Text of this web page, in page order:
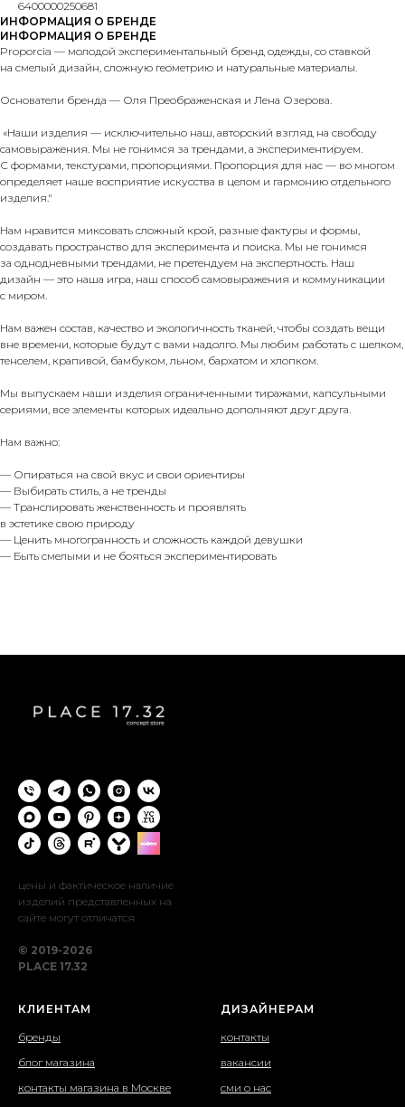
6400000250681
ИНФОРМАЦИЯ О БРЕНДЕ
ИНФОРМАЦИЯ О БРЕНДЕ
Proporcia — молодой экспериментальный бренд одежды, со ставкой
на смелый дизайн, сложную геометрию и натуральные материалы.
Основатели бренда — Оля Преображенская и Лена Озерова.
«Наши изделия — исключительно наш, авторский взгляд на свободу
самовыражения. Мы не гонимся за трендами, а экспериментируем.
С формами, текстурами, пропорциями. Пропорция для нас — во многом
определяет наше восприятие искусства в целом и гармонию отдельного
изделия."
Нам нравится миксовать сложный крой, разные фактуры и формы,
создавать пространство для эксперимента и поиска. Мы не гонимся
за однодневными трендами, не претендуем на экспертность. Наш
дизайн — это наша игра, наш способ самовыражения и коммуникации
с миром.
Нам важен состав, качество и экологичность тканей, чтобы создать вещи
вне времени, которые будут с вами надолго. Мы любим работать с шелком,
тенселем, крапивой, бамбуком, льном, бархатом и хлопком.
Мы выпускаем наши изделия ограниченными тиражами, капсульными
сериями, все элементы которых идеально дополняют друг друга.
Нам важно:
— Опираться на свой вкус и свои ориентиры
— Выбирать стиль, а не тренды
— Транслировать женственность и проявлять
в эстетике свою природу
— Ценить многогранность и сложность каждой девушки
— Быть смелыми и не бояться экспериментировать
цены и фактическое наличие
изделий представленных на
сайте могут отличатся
© 2019-2026
PLACE 17.32
КЛИЕНТАМ
бренды
блог магазина
контакты магазина в Москве
ДИЗАЙНЕРАМ
контакты
вакансии
сми о нас